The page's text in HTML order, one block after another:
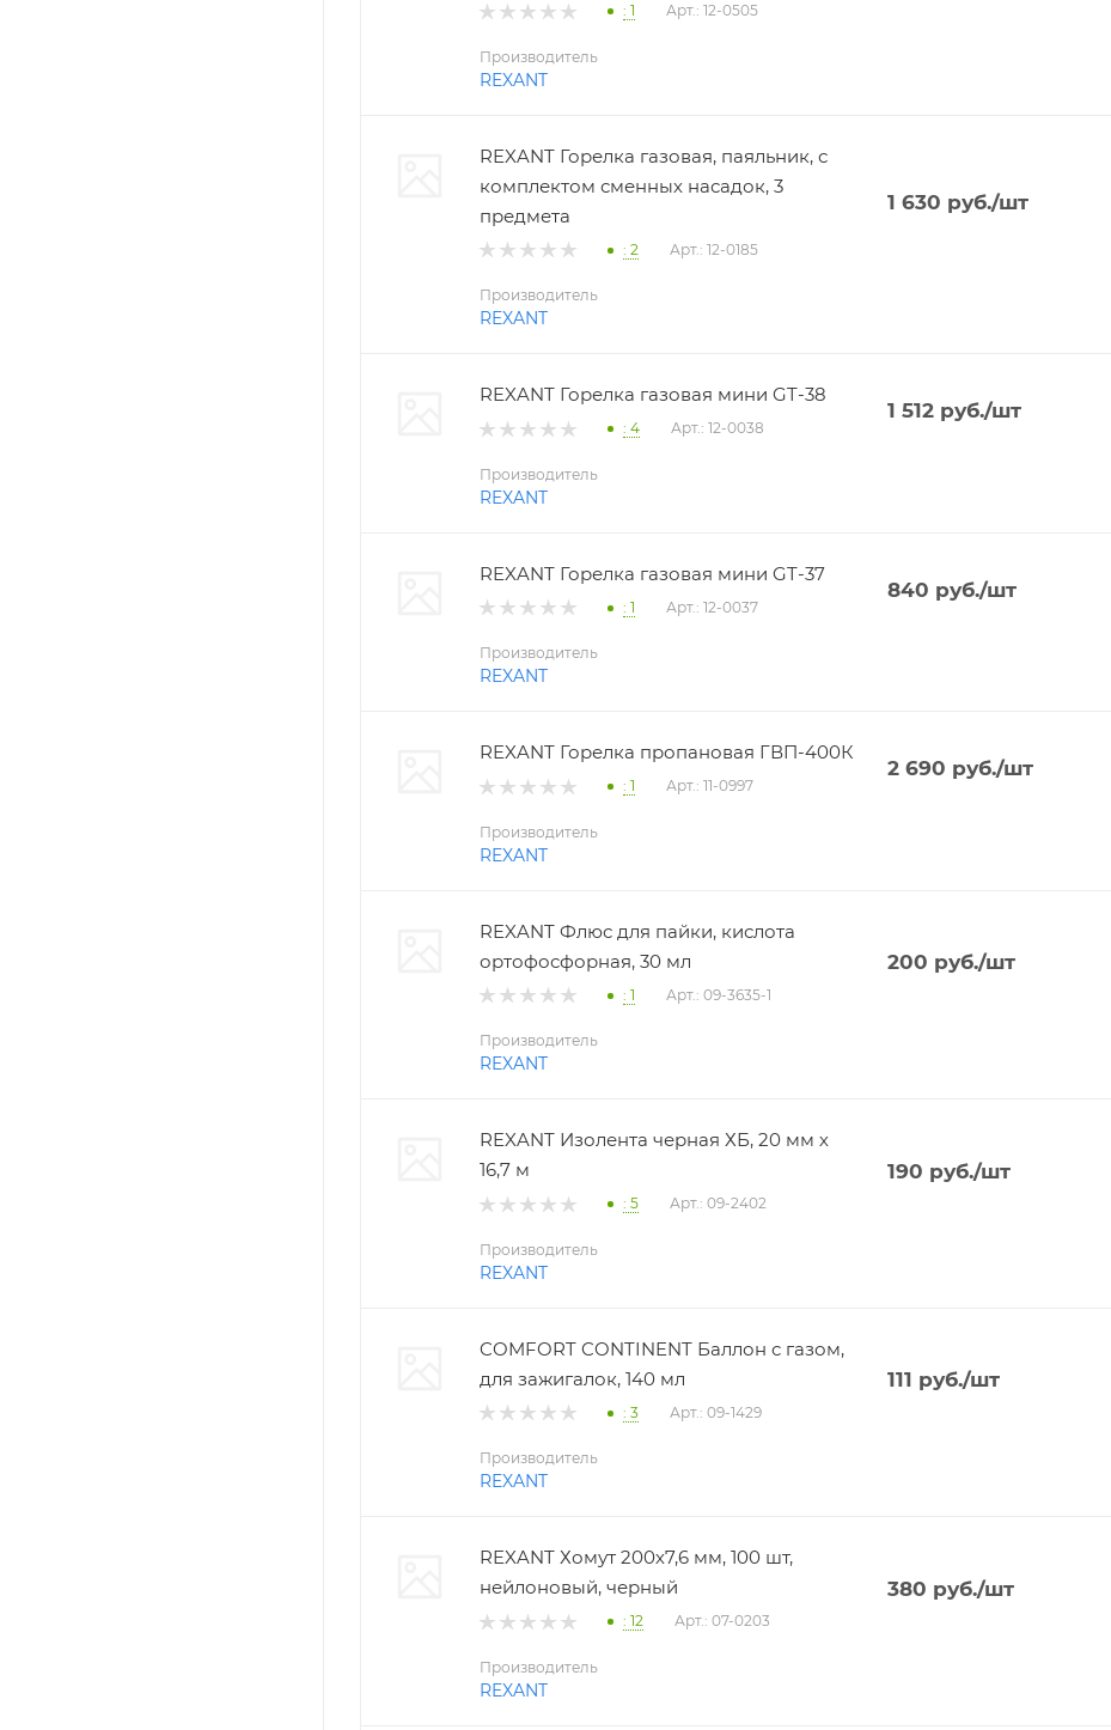
: 1 Арт.: 12-0505
Производитель
REXANT
REXANT Горелка газовая, паяльник, с
комплектом сменных насадок, 3
предмета
: 2 Арт.: 12-0185
1 630 руб./шт
Производитель
REXANT
REXANT Горелка газовая мини GT-38
: 4 Арт.: 12-0038
1 512руб./шт
Производитель
REXANT
REXANT Горелка газовая мини GT-37
: 1 Арт.: 12-0037
840 руб./шт
Производитель
REXANT
REXANT Горелка пропановая ГВП-400К
: 1 Арт.: 11-0997
2 690 руб./шт
Производитель
REXANT
REXANT Флюс для пайки, кислота
ортофосфорная, 30 мл
: 1 Арт.: 09-3635-1
200 руб./шт
Производитель
REXANT
REXANT Изолента черная ХБ, 20 мм х
16,7 м
: 5 Арт.: 09-2402
190 руб./шт
Производитель
REXANT
COMFORT CONTINENT Баллон с газом,
для зажигалок, 140 мл
: 3 Арт.: 09-1429
111 руб./шт
Производитель
REXANT
REXANT Хомут 200х7,6 мм, 100 шт,
нейлоновый, черный
: 12 Арт.: 07-0203
380 руб./шт
Производитель
REXANT